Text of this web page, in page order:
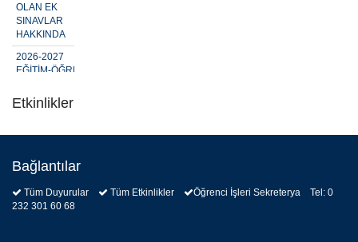
OLAN EK
SINAVLAR
HAKKINDA
2026-2027
EĞİTİM-ÖĞRETİM
YATAY GEÇİŞ
BAŞVURU
BAKANLIĞI ADAY
MESLEK
MEMURLUĞU
GİRİŞ SINAVI
Etkinlikler
Bağlantılar
Tüm Duyurular Tüm Etkinlikler
Öğrenci İşleri Sekreterya Tel: 0
232 301 60 68